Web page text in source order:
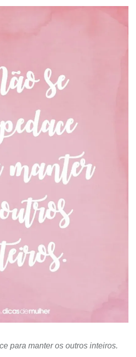
para manter os outros inteiros.